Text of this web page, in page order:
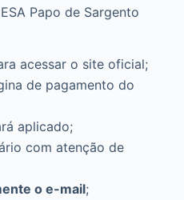
Papo de Sargento
acessar o site oficial;
de pagamento do
aplicado;
com atenção de
o e-mail;